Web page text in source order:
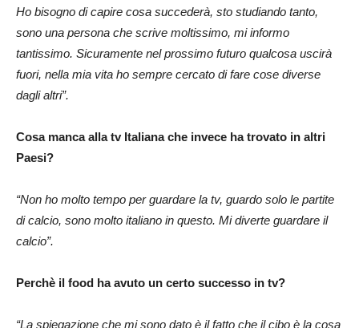
Ho bisogno di capire cosa succederà, sto studiando tanto,
sono una persona che scrive moltissimo, mi informo
tantissimo. Sicuramente nel prossimo futuro qualcosa uscirà
fuori, nella mia vita ho sempre cercato di fare cose diverse
dagli altri”.
Cosa manca alla tv Italiana che invece ha trovato in altri
Paesi?
“Non ho molto tempo per guardare la tv, guardo solo le partite
di calcio, sono molto italiano in questo. Mi diverte guardare il
calcio”.
Perchè il food ha avuto un certo successo in tv?
“La spiegazione che mi sono dato è il fatto che il cibo è la cosa